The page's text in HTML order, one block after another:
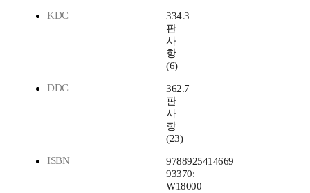
KDC
334.3
판
사
항
(6)
DDC
362.7
판
사
항
(23)
ISBN
9788925414669
93370:
₩18000